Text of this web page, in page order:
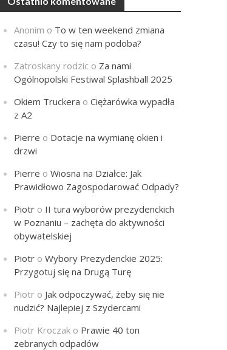
Anonim o To w ten weekend zmiana
czasu! Czy to się nam podoba?
Zatroskany rodzic o Za nami
Ogólnopolski Festiwal Splashball 2025
Okiem Truckera oCiężarówka wypadła
z A2
Pierre o Dotacje na wymianę okien i
drzwi
Pierre oWiosna na Działce: Jak
Prawidłowo Zagospodarować Odpady?
Piotr o II tura wyborów prezydenckich
w Poznaniu – zachęta do aktywności
obywatelskiej
Piotr oWybory Prezydenckie 2025:
Przygotuj się na Drugą Turę
Piotr o Jak odpoczywać, żeby się nie
nudzić? Najlepiej z Szydercami
Piotr Kroczak o Prawie 40 ton
zebranych odpadów